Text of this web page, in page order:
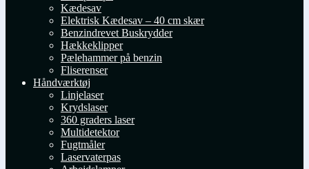
Kædesav
Elektrisk Kædesav – 40 cm skær
Benzindrevet Buskrydder
Hækkeklipper
Pælehammer på benzin
Fliserenser
Håndværktøj
Linjelaser
Krydslaser
360 graders laser
Multidetektor
Fugtmåler
Laservaterpas